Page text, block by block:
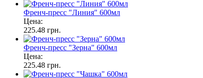
Френч-пресс "Линия" 600мл
Цена:
225.48 грн.
Френч-пресс "Зерна" 600мл
Цена:
225.48 грн.